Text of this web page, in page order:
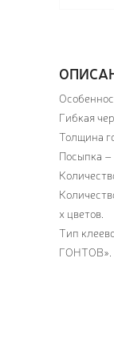
Гибкая
Толщина
Посыпка –
х цветов.
Тип
ГОНТОВ».